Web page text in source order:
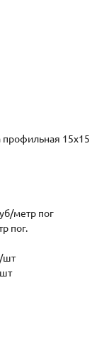
профильная 15х15
метр пог
пог.
шт